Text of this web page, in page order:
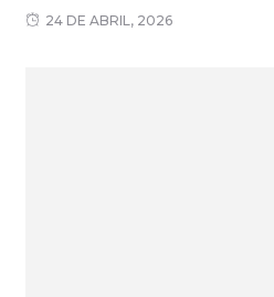
24 DE ABRIL, 2026